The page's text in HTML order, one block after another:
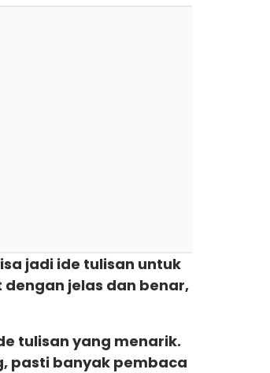
jadi ide tulisan untuk
jelas dan benar,
tulisan yang menarik.
pasti banyak pembaca